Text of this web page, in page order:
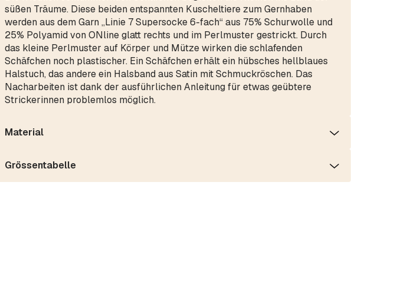
süßen Träume. Diese beiden entspannten Kuscheltiere zum Gernhaben
werden aus dem Garn „Linie 7 Supersocke 6-fach“ aus 75% Schurwolle und
25% Polyamid von ONline glatt rechts und im Perlmuster gestrickt. Durch
das kleine Perlmuster auf Körper und Mütze wirken die schlafenden
Schäfchen noch plastischer. Ein Schäfchen erhält ein hübsches hellblaues
Halstuch, das andere ein Halsband aus Satin mit Schmuckröschen. Das
Nacharbeiten ist dank der ausführlichen Anleitung für etwas geübtere
Strickerinnen problemlos möglich.
Material
Grössentabelle